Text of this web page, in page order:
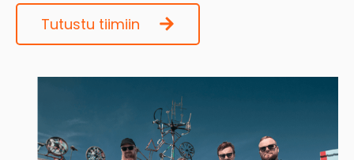
Tutustu tiimiin